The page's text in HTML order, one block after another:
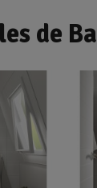
de